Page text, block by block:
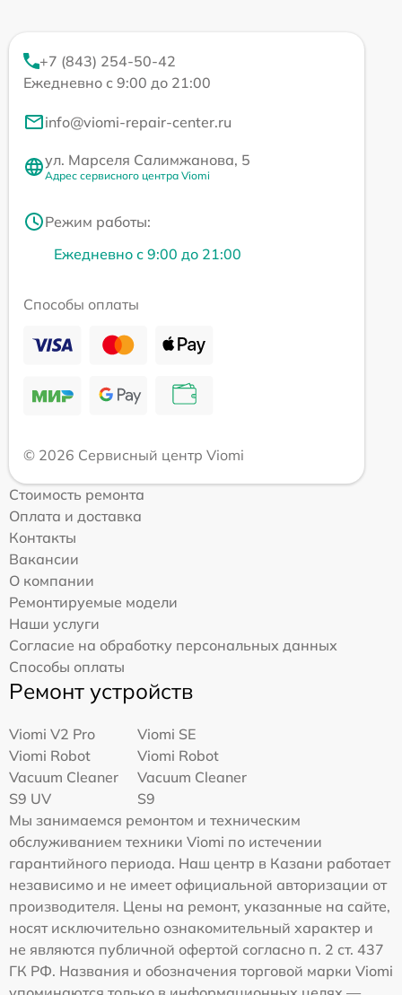
+7 (843) 254-50-42
Ежедневно с 9:00 до 21:00
info@viomi-repair-center.ru
ул. Марселя Салимжанова, 5
Адрес сервисного центра Viomi
Режим работы:
Ежедневно с 9:00 до 21:00
Способы оплаты
© 2026 Сервисный центр Viomi
Стоимость ремонта
Оплата и доставка
Контакты
Вакансии
О компании
Ремонтируемые модели
Наши услуги
Согласие на обработку персональных данных
Способы оплаты
Ремонт устройств
Viomi V2 Pro
Viomi SE
Viomi Robot
Vacuum Cleaner
S9 UV
Viomi Robot
Vacuum Cleaner
S9
Мы занимаемся ремонтом и техническим
обслуживанием техники Viomi по истечении
гарантийного периода. Наш центр в Казани работает
независимо и не имеет официальной авторизации от
производителя. Цены на ремонт, указанные на сайте,
носят исключительно ознакомительный характер и
не являются публичной офертой согласно п. 2 ст. 437
ГК РФ. Названия и обозначения торговой марки Viomi